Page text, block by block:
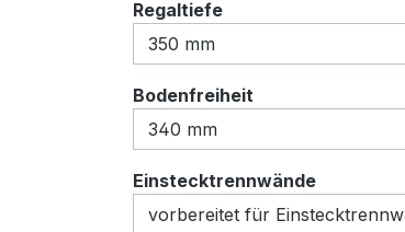
Regaltiefeauswählen
Bodenfreiheit
Einstecktrennwändeauswählen